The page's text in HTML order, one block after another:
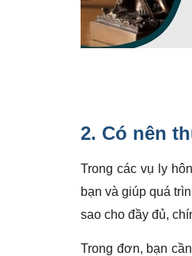
2. Có nên
Trong các vụ ly
bạn và giúp quá
sao cho đầy đủ,
Trong đơn, bạn